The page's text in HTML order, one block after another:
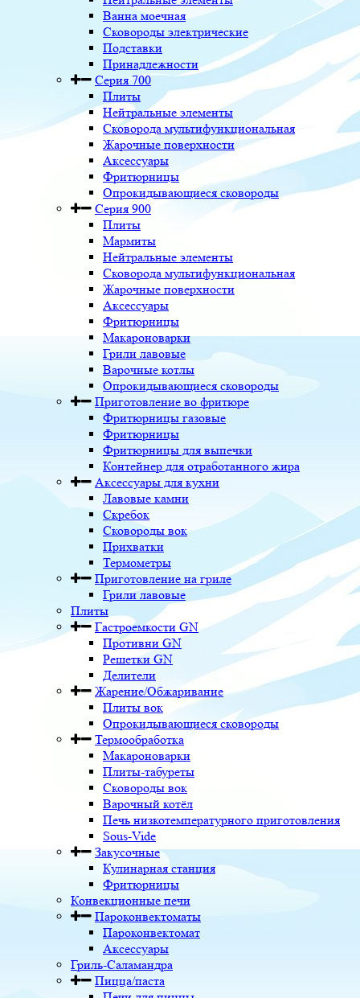
Ванна моечная
Сковороды электрические
Подставки
Принадлежности
Серия 700
Плиты
Нейтральные элементы
Сковорода мультифункциональная
Жарочные поверхности
Аксессуары
Фритюрницы
Опрокидывающиеся сковороды
Серия 900
Плиты
Мармиты
Нейтральные элементы
Сковорода мультифункциональная
Жарочные поверхности
Аксессуары
Фритюрницы
Макароноварки
Грили лавовые
Варочные котлы
Опрокидывающиеся сковороды
Приготовление во фритюре
Фритюрницы газовые
Фритюрницы
Фритюрницы для выпечки
Контейнер для отработанного жира
Аксессуары для кухни
Лавовые камни
Скребок
Сковороды вок
Прихватки
Термометры
Приготовление на гриле
Грили лавовые
Плиты
Гастроемкости GN
Противни GN
Решетки GN
Делители
Жарение/Обжаривание
Плиты вок
Опрокидывающиеся сковороды
Термообработка
Макароноварки
Плиты-табуреты
Сковороды вок
Варочный котёл
Печь низкотемпературного приготовления
Sous-Vide
Закусочные
Кулинарная станция
Фритюрницы
Конвекционные печи
Пароконвектоматы
Пароконвектомат
Аксессуары
Гриль-Саламандра
Пицца/паста